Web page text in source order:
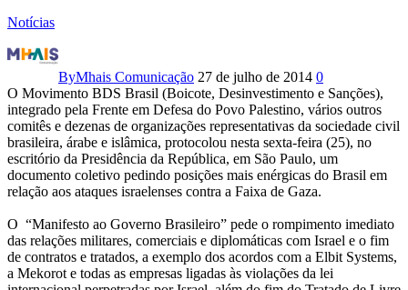
Notícias
Manifesto
ao
governo
brasileiro
pede
ações
contra
o
ByMhais Comunicação 27 de julho de 2014 0
O Movimento BDS Brasil (Boicote, Desinvestimento e Sanções),
integrado pela Frente em Defesa do Povo Palestino, vários outros
comitês e dezenas de organizações representativas da sociedade civil
brasileira, árabe e islâmica, protocolou nesta sexta-feira (25), no
escritório da Presidência da República, em São Paulo, um
documento coletivo pedindo posições mais enérgicas do Brasil em
relação aos ataques israelenses contra a Faixa de Gaza.
O “Manifesto ao Governo Brasileiro” pede o rompimento imediato
das relações militares, comerciais e diplomáticas com Israel e o fim
de contratos e tratados, a exemplo dos acordos com a Elbit Systems,
a Mekorot e todas as empresas ligadas às violações da lei